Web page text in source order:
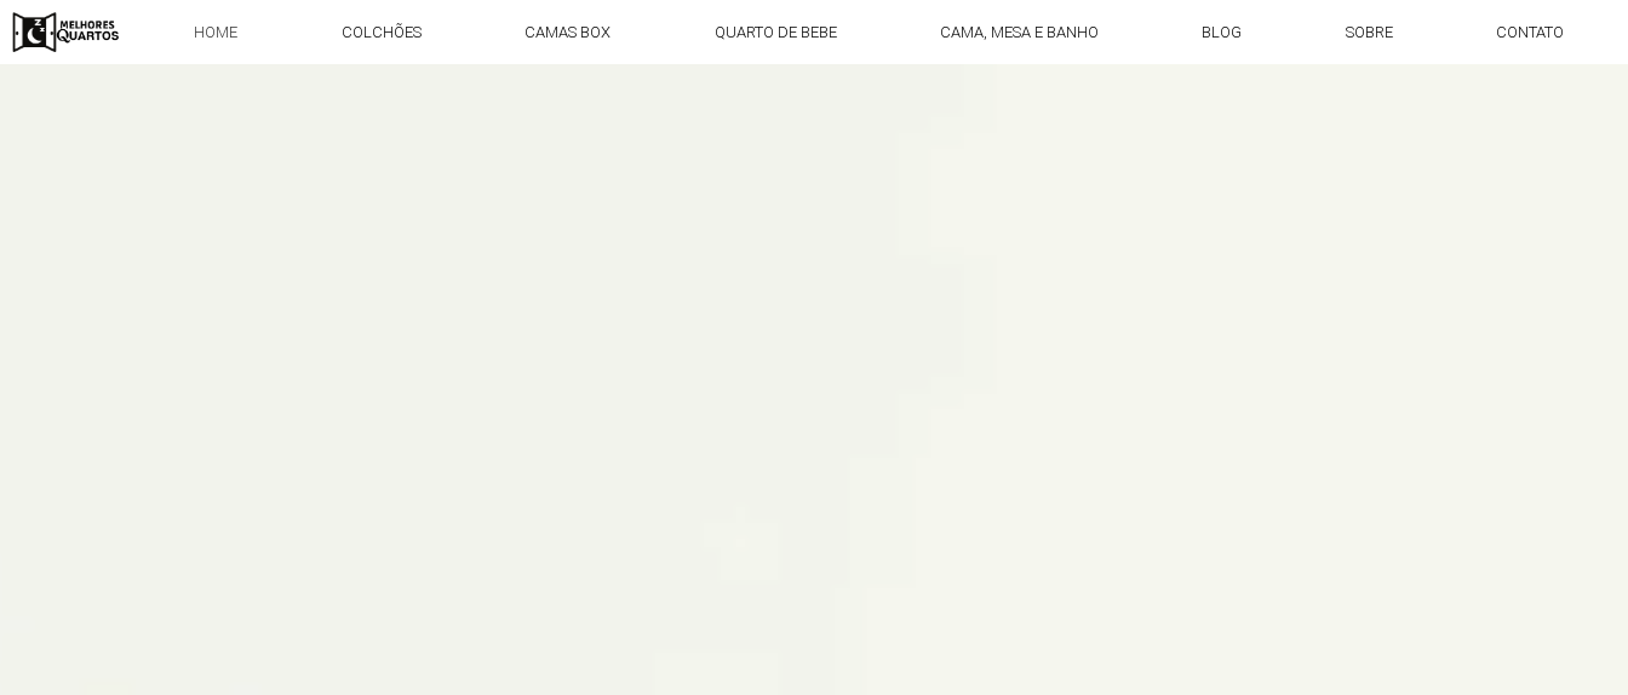
HOME COLCHÕES CAMAS BOX QUARTO DE BEBE CAMA, MESA E BANHO BLOG SOBRE CONTATO